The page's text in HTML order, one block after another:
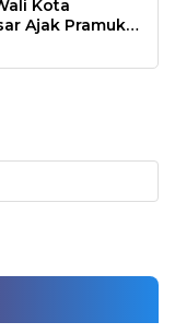
Kota
Ajak Pramuka
Makanan di